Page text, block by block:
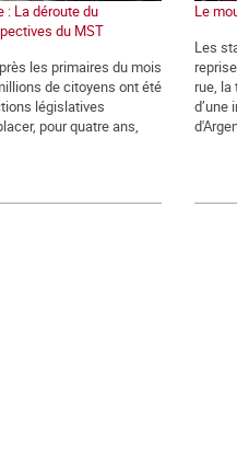
: La déroute du
du MST
les primaires du mois
de citoyens ont été
législatives
pour quatre ans,
Le
Les
rue,
d’une